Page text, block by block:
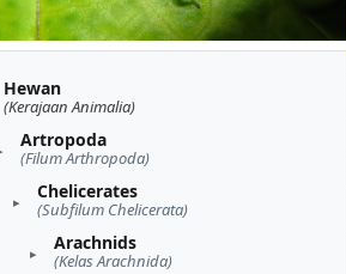
Hewan
(Kerajaan Animalia)
Artropoda
(Filum Arthropoda)
Chelicerates
(Subfilum Chelicerata)
Arachnids
(Kelas Arachnida)